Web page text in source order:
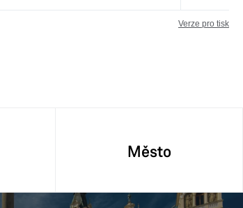
Verze pro tisk
Město